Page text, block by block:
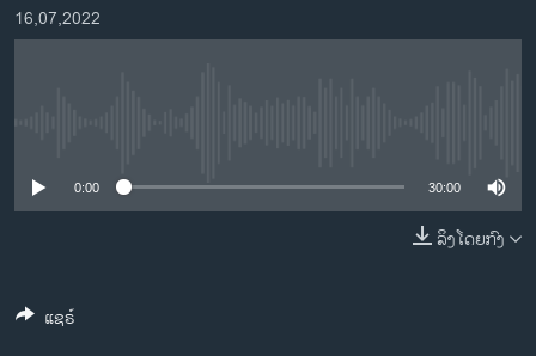
ຊີວິດຊາວລາວ
ພາສາອັງກິດ
ລາຍການກະຈາຍສຽງ
16,07,2022
0:00 30:00
ລິງໂດຍກົງ
ແຊຣ໌